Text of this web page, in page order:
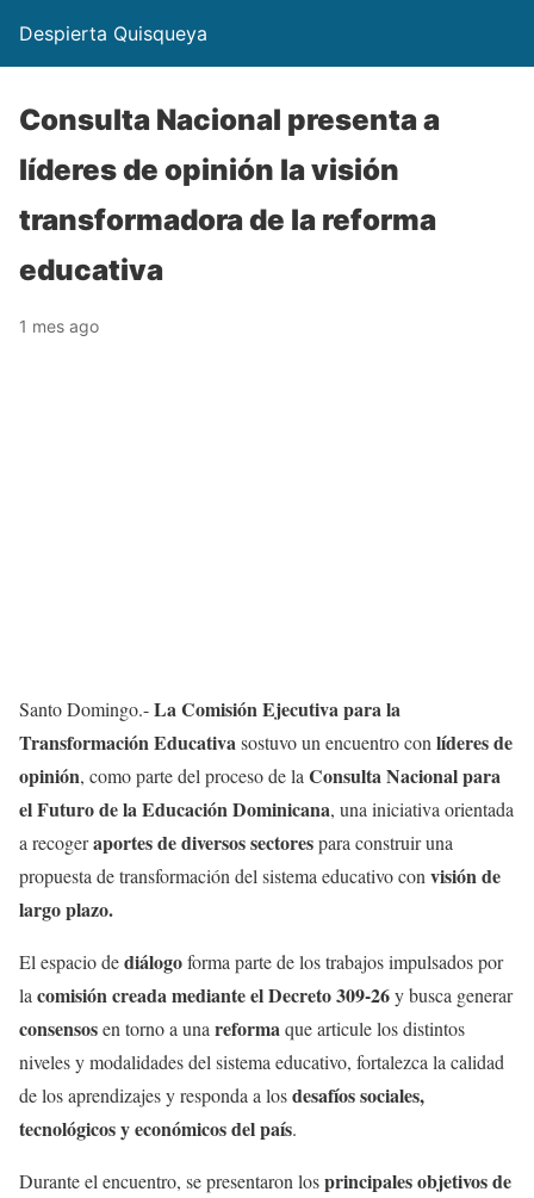
Despierta Quisqueya
Consulta Nacional presenta a
líderes de opinión la visión
transformadora de la reforma
educativa
1 mes ago
SantoDomingo.-La Comisión Ejecutiva para la
TransformaciónEducativasostuvoun encuentrocon líderesde
opinión, comopartedel procesode la Consulta Nacional para
el Futuro de laEducaciónDominicana, una iniciativa orientada
a recogeraportesdediversossectorespara construiruna
propuesta detransformación del sistema educativocon visiónde
largoplazo.
El espaciodediálogoforma partedelostrabajosimpulsadospor
la comisióncreadamedianteelDecreto309-26ybusca generar
consensosen tornoa una reformaquearticulelosdistintos
nivelesymodalidadesdel sistema educativo, fortalezca la calidad
delosaprendizajesyresponda a losdesafíossociales,
tecnológicosyeconómicosdelpaís.
Durante el encuentro, sepresentaron losprincipalesobjetivosde